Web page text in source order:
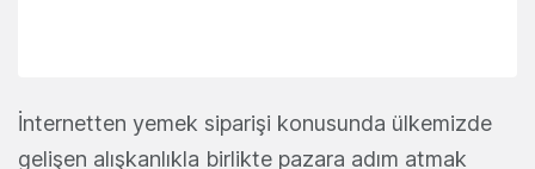
İnternetten yemek siparişi konusunda ülkemizde
gelişen alışkanlıkla birlikte pazara adım atmak